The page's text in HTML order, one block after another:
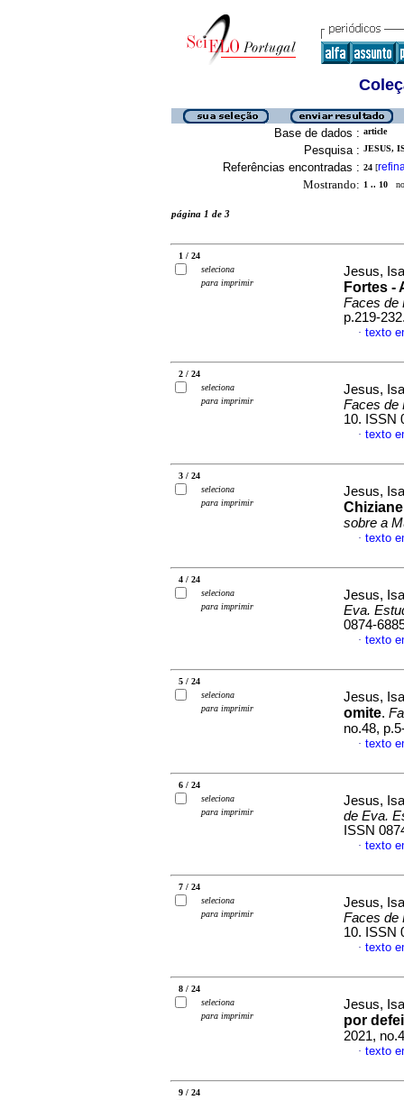
Base de dados : article
Pesquisa : JESUS,
Referências encontradas : 24 [
Mostrando: 1 .. 10
página 1 de 3
1 / 24
seleciona
para imprimir
Jesus,
Fortes -
Faces de
p.219-
· texto
2 / 24
seleciona
para imprimir
Jesus,
Faces de
10. ISSN
· texto
3 / 24
seleciona
para imprimir
Jesus,
sobre a
· texto
4 / 24
seleciona
para imprimir
Jesus,
Eva.
0874-
· texto
5 / 24
seleciona
para imprimir
Jesus,
omite.
no.48,
· texto
6 / 24
seleciona
para imprimir
Jesus,
de Eva.
ISSN
· texto
7 / 24
seleciona
para imprimir
Jesus,
Faces de
10. ISSN
· texto
8 / 24
seleciona
para imprimir
Jesus,
por
2021,
· texto
9 / 24